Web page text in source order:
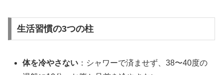
生活習慣の3つの柱
体を冷やさない ：シャワーで済ませず、38〜40度の